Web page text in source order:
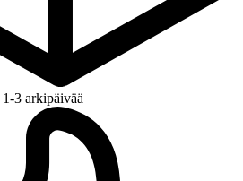
1-3 arkipäivää